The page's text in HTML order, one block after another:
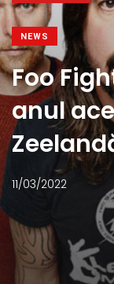
NEWS
Foo
anul
11/03/2022